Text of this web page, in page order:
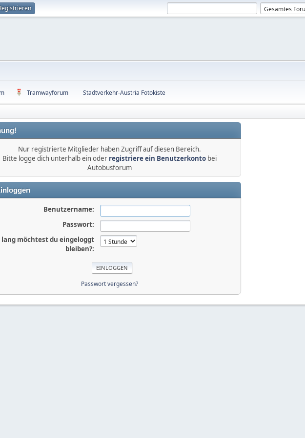
Tramwayforum Stadtverkehr-Austria Fotokiste
Nur registrierte Mitglieder haben Zugriff auf diesen Bereich.
Bitte logge dich unterhalb ein oder registriere ein Benutzerkontobei
Autobusforum
Benutzername:
Passwort:
lang möchtest du eingeloggt
bleiben?:
Passwort vergessen?